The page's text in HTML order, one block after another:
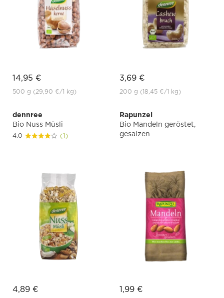
14,95 €
500 g (29,90 €/1 kg)
3,69 €
200 g (18,45 €/1 kg)
dennree
Bio Nuss Müsli
4.0 (1)
4,89 €
Rapunzel
Bio Mandeln geröstet,
gesalzen
1,99 €